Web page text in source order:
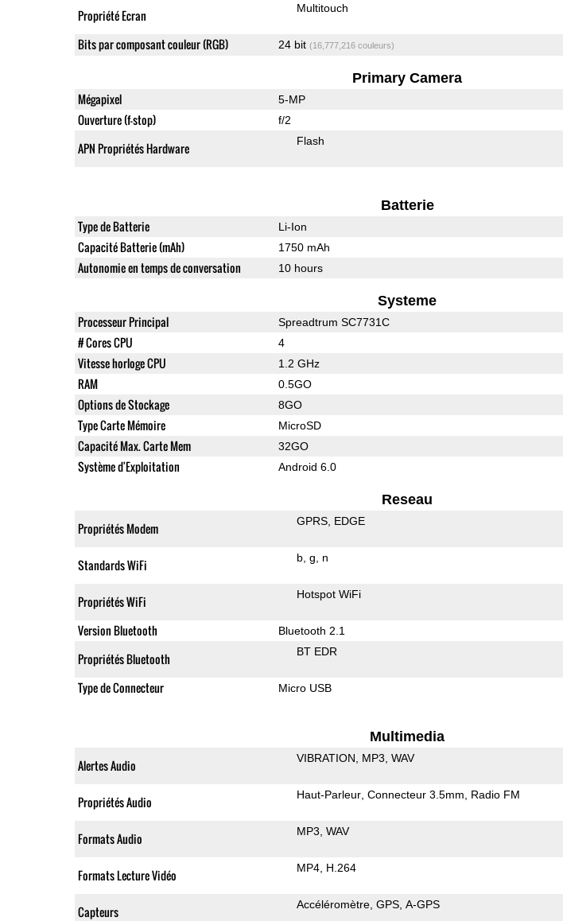
Propriété Ecran Multitouch
Bits par composant couleur (RGB) 24 bit (16,777,216 couleurs)
Primary Camera
Mégapixel 5-MP
Ouverture (f-stop) f/2
APN Propriétés Hardware Flash
Batterie
Type de Batterie Li-Ion
Capacité Batterie (mAh) 1750 mAh
Autonomie en temps de conversation 10 hours
Systeme
Processeur Principal Spreadtrum SC7731C
# Cores CPU 4
Vitesse horloge CPU 1.2 GHz
RAM 0.5GO
Options de Stockage 8GO
Type Carte Mémoire MicroSD
Capacité Max. Carte Mem 32GO
Système d'Exploitation Android 6.0
Reseau
Propriétés Modem GPRS EDGE
Standards WiFi b g n
Propriétés WiFi Hotspot WiFi
Version Bluetooth Bluetooth 2.1
Propriétés Bluetooth BT EDR
Type de Connecteur Micro USB
Multimedia
Alertes Audio VIBRATION MP3 WAV
Propriétés Audio Haut-Parleur Connecteur 3.5mm Radio FM
Formats Audio MP3 WAV
Formats Lecture Vidéo MP4 H.264
Capteurs Accéléromètre GPS A-GPS